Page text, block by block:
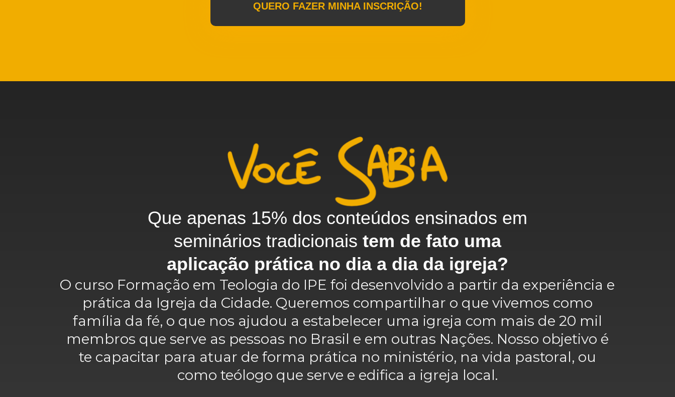
QUERO FAZER MINHA INSCRIÇÃO!
Que apenas 15% dos conteúdos ensinados em
seminários tradicionais tem de fato uma
aplicação prática no dia a dia da igreja?
O curso Formação em Teologia do IPE foi desenvolvido a partir da experiência e
prática da Igreja da Cidade. Queremos compartilhar o que vivemos como
família da fé, o que nos ajudou a estabelecer uma igreja com mais de 20 mil
membros que serve as pessoas no Brasil e em outras Nações. Nosso objetivo é
te capacitar para atuar de forma prática no ministério, na vida pastoral, ou
como teólogo que serve e edifica a igreja local.